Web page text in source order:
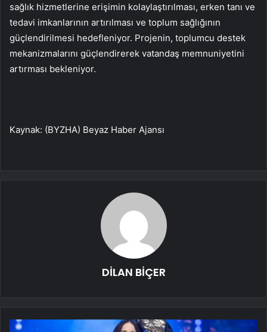
sağlık hizmetlerine erişimin kolaylaştırılması, erken tanı ve
tedavi imkanlarının artırılması ve toplum sağlığının
güçlendirilmesi hedefleniyor. Projenin, toplumcu destek
mekanizmalarını güçlendirerek vatandaş memnuniyetini
artırması bekleniyor.
Kaynak: (BYZHA) Beyaz Haber Ajansı
DİLAN BİÇER